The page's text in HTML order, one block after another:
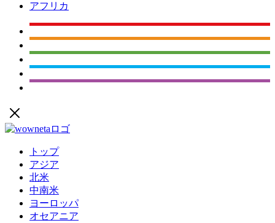
アフリカ
トップ
アジア
北米
中南米
ヨーロッパ
オセアニア